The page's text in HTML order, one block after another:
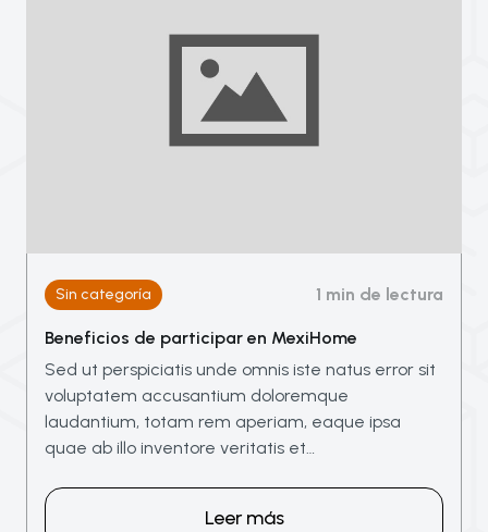
Sin categoría 1 min de lectura
Beneficios de participar en MexiHome
Sed ut perspiciatis unde omnis iste natus error sit
voluptatem accusantium doloremque
laudantium, totam rem aperiam, eaque ipsa
quae ab illo inventore veritatis et…
Leer más